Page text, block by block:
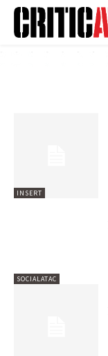
INSERT
SOCIALATAC